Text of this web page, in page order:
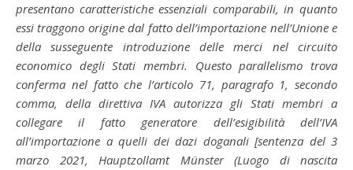
presentano caratteristiche essenziali comparabili, in quanto
essi traggono origine dal fatto dell’importazione nell’Unione e
della susseguente introduzione delle merci nel circuito
economico degli Stati membri. Questo parallelismo trova
conferma nel fatto che l’articolo 71, paragrafo 1, secondo
comma, della direttiva IVA autorizza gli Stati membri a
collegare il fatto generatore dell’esigibilità dell’IVA
all’importazione a quelli dei dazi doganali [sentenza del 3
marzo 2021, Hauptzollamt Münster (Luogo di nascita